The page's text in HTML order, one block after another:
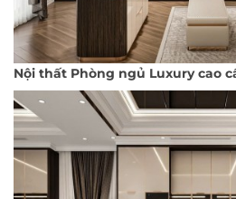
Nội thất Phòng ngủ Luxury cao